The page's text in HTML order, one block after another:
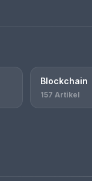
Blockchain
157 Artikel